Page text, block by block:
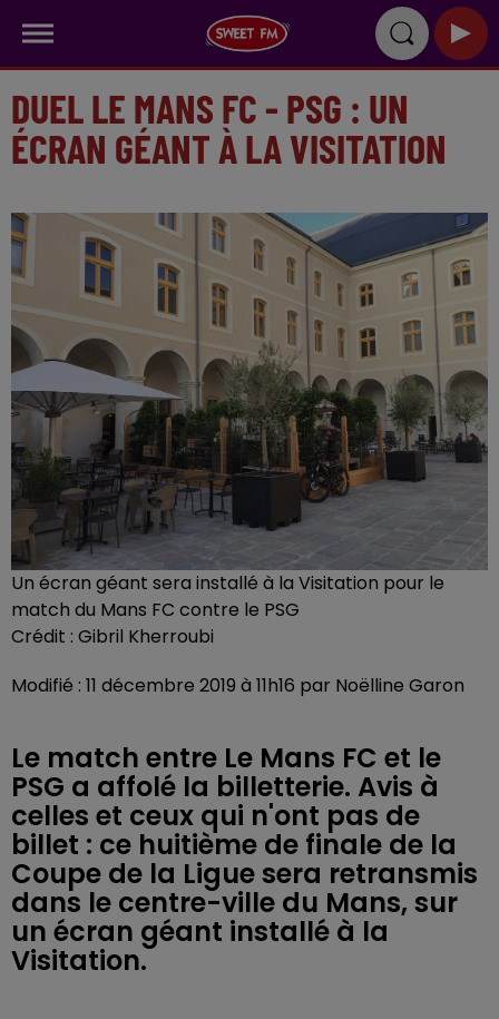
DUEL LE MANS FC - PSG : UN
ÉCRAN GÉANT À LA VISITATION
Un écran géant sera installé à la Visitation pour le
match du Mans FC contre le PSG
Crédit : Gibril Kherroubi
Modifié : 11 décembre 2019 à 11h16 par Noëlline Garon
Le match entre Le Mans FC et le
PSG a affolé la billetterie. Avis à
celles et ceux qui n'ont pas de
billet : ce huitième de finale de la
Coupe de la Ligue sera retransmis
dans le centre-ville du Mans, sur
un écran géant installé à la
Visitation.